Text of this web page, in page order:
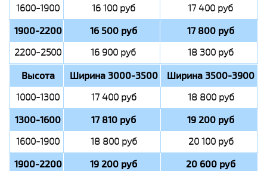
1600-1900 16 100 руб 17 400 руб
1900-2200 16 500 руб 17 800 руб
2200-2500 16 900 руб 18 300 руб
Высота Ширина 3000-3500 Ширина 3500-3900
1000-1300 17 400 руб 18 800 руб
1300-1600 17 810 руб 19 200 руб
1600-1900 18 800 руб 20 100 руб
1900-2200 19 200 руб 20 600 руб